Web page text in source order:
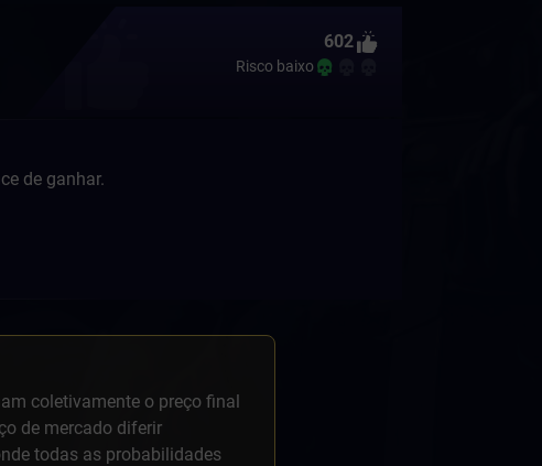
602
Risco baixo
de ganhar.
coletivamente o preço final
de mercado diferir
todas as probabilidades